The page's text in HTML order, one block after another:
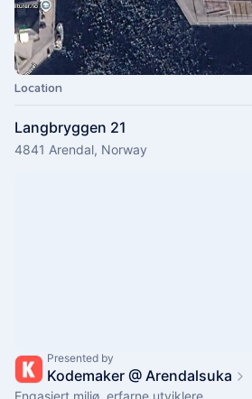
Location
Langbryggen 21
4841 Arendal, Norway
Presented by
Kodemaker @ Arendalsuka